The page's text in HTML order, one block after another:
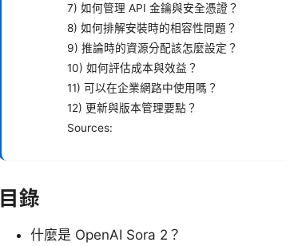
7) 如何管理 API 金鑰與安全憑證？
8) 如何排解安裝時的相容性問題？
9) 推論時的資源分配該怎麼設定？
10) 如何評估成本與效益？
11) 可以在企業網路中使用嗎？
12) 更新與版本管理要點？
Sources:
目錄
什麼是 OpenAI Sora 2？